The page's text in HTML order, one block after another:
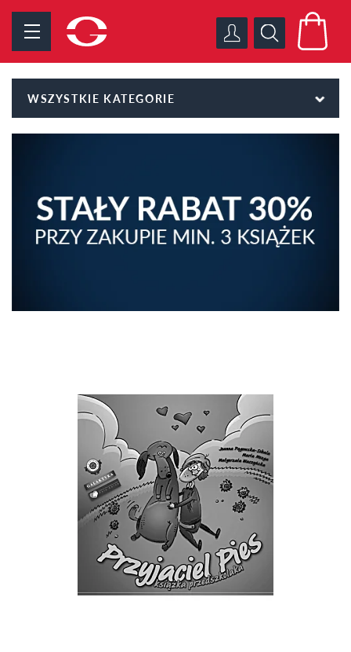
WSZYSTKIE KATEGORIE